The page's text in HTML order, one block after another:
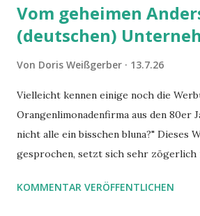
Vom geheimen
(deutschen)
Von Doris Weißgerber 13.7.26
Vielleicht kennen einige noch die
Orangenlimonadenfirma aus den 80er
nicht alle ein bisschen bluna?" Dieses
gesprochen, setzt sich sehr zögerlich
gleich. Im Arbeitskontext kann es zu
KOMMENTAR VERÖFFENTLICHEN